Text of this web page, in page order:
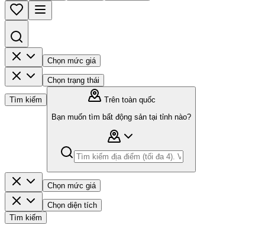
Chọn mức giá
Chọn trạng thái
Tìm kiếm
Trên toàn quốc
Bạn muốn tìm bất động sản tại tỉnh nào?
Chọn mức giá
Chọn diện tích
Tìm kiếm